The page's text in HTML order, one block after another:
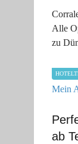
Alle
zu
ab